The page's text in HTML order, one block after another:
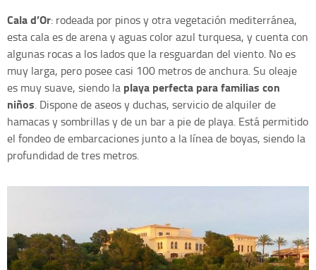
Cala d’Or: rodeada por pinos y otra vegetación mediterránea,
esta cala es de arena y aguas color azul turquesa, y cuenta con
algunas rocas a los lados que la resguardan del viento. No es
muy larga, pero posee casi 100 metros de anchura. Su oleaje
es muy suave, siendo la playa perfecta para familias con
niños. Dispone de aseos y duchas, servicio de alquiler de
hamacas y sombrillas y de un bar a pie de playa. Está permitido
el fondeo de embarcaciones junto a la línea de boyas, siendo la
profundidad de tres metros.